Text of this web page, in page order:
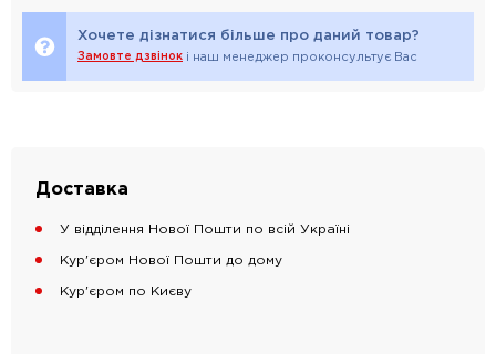
Хочете дізнатися більше про даний товар?
Замовте дзвінок і наш менеджер проконсультує Вас
Доставка
У відділення Нової Пошти по всій Україні
Кур'єром Нової Пошти до дому
Кур'єром по Києву